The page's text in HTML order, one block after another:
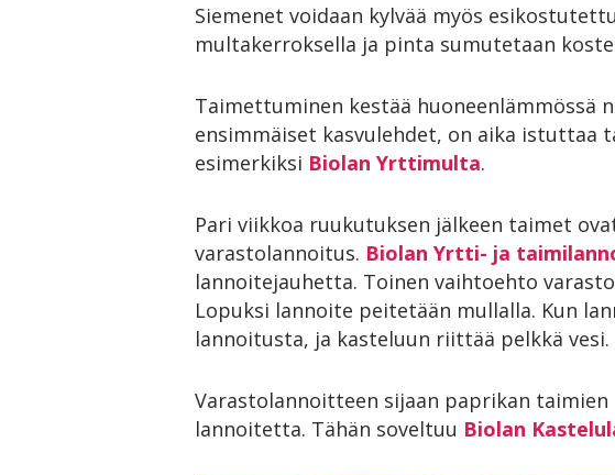
Siemenet voidaan kylvää myös
multakerroksella ja pinta sumutetaan
Taimettuminen kestää huoneenlämmössä
ensimmäiset kasvulehdet, on aika istuttaa
esimerkiksi Biolan Yrttimulta.
Pari viikkoa ruukutuksen jälkeen taimet
varastolannoitus. Biolan Yrtti- ja
lannoitejauhetta. Toinen vaihtoehto
Lopuksi lannoite peitetään mullalla. Kun
lannoitusta, ja kasteluun riittää pelkkä vesi.
Varastolannoitteen sijaan paprikan
lannoitetta. Tähän soveltuu Biolan